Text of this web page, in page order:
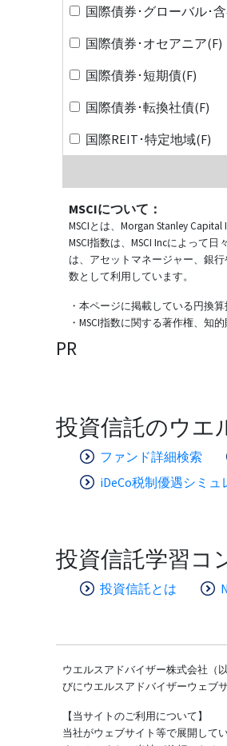
国際債券･グローバル･
国際債券･オセアニア(F)
国際債券･短期債(F)
国際債券･転換社債(F)
国際REIT･特定地域(F)
MSCIについて：
MSCIとは、Morgan Stanley
MSCI指数は、MSCI Incによって
は、アセットマネージャー、銀
数として利用しています。
・本ページに掲載している円換
・MSCI指数に関する著作権、知
PR
投資信託のウエ
ファンド詳細検索
iDeCo税制優遇シミュ
投資信託学習コ
投資信託とは
ウエルスアドバイザー株式会社（
びにウエルスアドバイザーウェブ
【当サイトのご利用について】
当社がウェブサイト等で展開して